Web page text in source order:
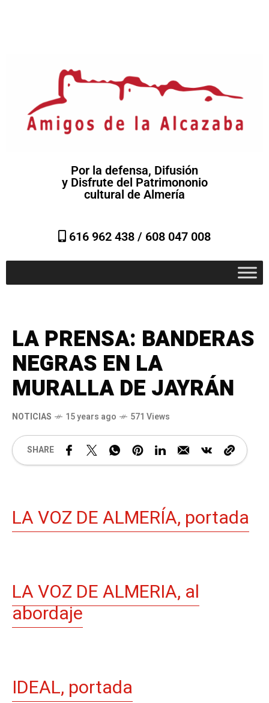
Por la defensa, Difusión
y Disfrute del Patrimononio
cultural de Almería
616 962 438 / 608 047 008
LA PRENSA: BANDERAS
NEGRAS EN LA
MURALLA DE JAYRÁN
NOTICIAS 15 years ago 571 Views
SHARE
LA VOZ DE ALMERÍA, portada
LA VOZ DE ALMERIA, al
abordaje
IDEAL, portada